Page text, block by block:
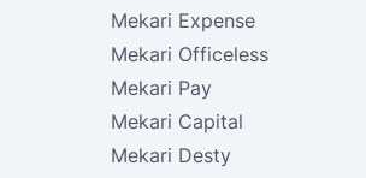
Mekari Expense
Mekari Officeless
Mekari Pay
Mekari Capital
Mekari Desty